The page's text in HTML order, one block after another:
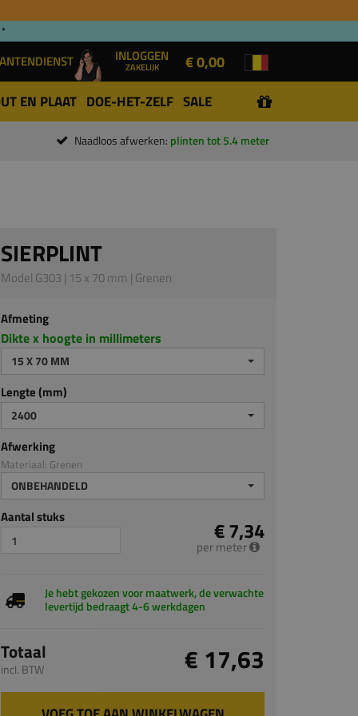
INLOGGEN
ZAKELIJK € 0,00
EN PLAAT DOE-HET-ZELF SALE
Naadloos afwerken: plinten tot 5.4 meter
SIERPLINT
Model G303 | 15 x 70 mm | Grenen
Afmeting
Dikte x hoogte in millimeters
15 X 70 MM
Lengte (mm)
2400
Afwerking
Materiaal: Grenen
ONBEHANDELD
Aantal stuks € 7,34
per meter
Je hebt gekozen voor maatwerk, de verwachte
levertijd bedraagt 4-6 werkdagen
Totaal
incl. BTW € 17,63